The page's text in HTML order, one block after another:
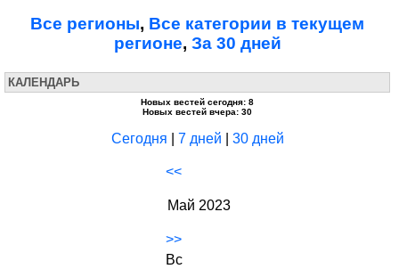
Все регионы, Все категории в текущем
регионе, За 30 дней
КАЛЕНДАРЬ
Новых вестей сегодня: 8
Новых вестей вчера: 30
Сегодня 7 дней 30 дней
<<
Май 2023
>>
Вс